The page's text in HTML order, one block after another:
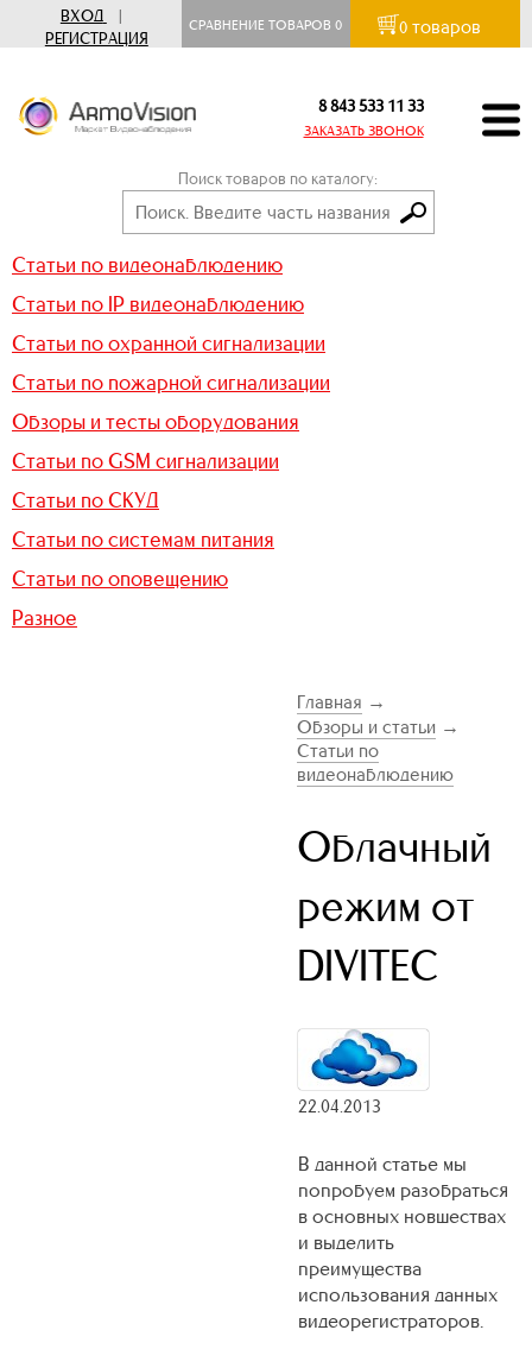
ВХОД
|
РЕГИСТРАЦИЯ
СРАВНЕНИЕ ТОВАРОВ0 0 товаров
8 843 533 11 33
ЗАКАЗАТЬ ЗВОНОК
Поиск товаров по каталогу:
Статьи по видеонаблюдению
Статьи по IP видеонаблюдению
Статьи по охранной сигнализации
Статьи по пожарной сигнализации
Обзоры и тесты оборудования
Статьи по GSM сигнализации
Статьи по СКУД
Статьи по системам питания
Статьи по оповещению
Разное
Главная →
Обзоры и статьи →
Статьи по
видеонаблюдению
Облачный
режим от
DIVITEC
22.04.2013
В данной статье мы
попробуем разобраться
в основных новшествах
и выделить
преимущества
использования данных
видеорегистраторов.